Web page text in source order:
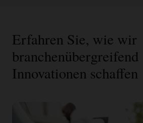
Erfahren Sie, wie wir
branchenübergreifend
Innovationen schaffen